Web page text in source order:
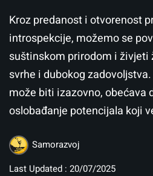
Kroz predanost i otvorenost
introspekcije, možemo se
suštinskom prirodom i
svrhe i dubokog
može biti izazovno, obećava
oslobađanje potencijala koji
Samorazvoj
Last Updated : 20/07/2025